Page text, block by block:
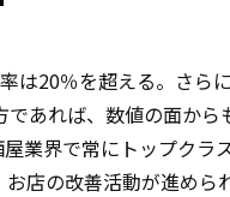
は20％を超える。さら
あれば、数値の面から
業界で常にトップクラ
店の改善活動が進めら